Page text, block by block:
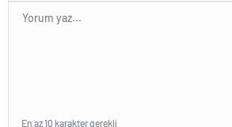
En az 10 karakter gerekli